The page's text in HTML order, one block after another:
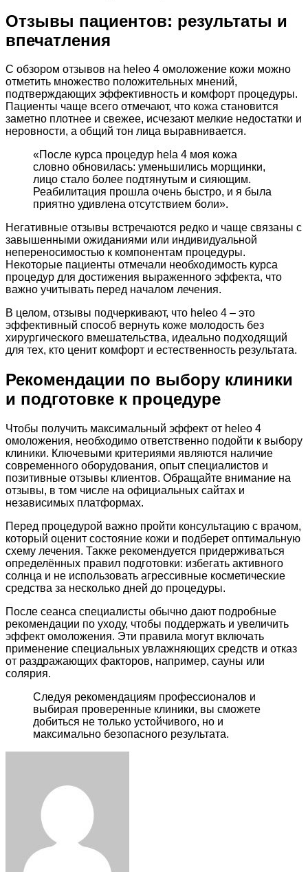
Отзывы пациентов: результаты и
впечатления
С обзором отзывов на heleo 4 омоложение кожи можно
отметить множество положительных мнений,
подтверждающих эффективность и комфорт процедуры.
Пациенты чаще всего отмечают, что кожа становится
заметно плотнее и свежее, исчезают мелкие недостатки и
неровности, а общий тон лица выравнивается.
«После курса процедур hela 4 моя кожа
словно обновилась: уменьшились морщинки,
лицо стало более подтянутым и сияющим.
Реабилитация прошла очень быстро, и я была
приятно удивлена отсутствием боли».
Негативные отзывы встречаются редко и чаще связаны с
завышенными ожиданиями или индивидуальной
непереносимостью к компонентам процедуры.
Некоторые пациенты отмечали необходимость курса
процедур для достижения выраженного эффекта, что
важно учитывать перед началом лечения.
В целом, отзывы подчеркивают, что heleo 4 – это
эффективный способ вернуть коже молодость без
хирургического вмешательства, идеально подходящий
для тех, кто ценит комфорт и естественность результата.
Рекомендации по выбору клиники
и подготовке к процедуре
Чтобы получить максимальный эффект от heleo 4
омоложения, необходимо ответственно подойти к выбору
клиники. Ключевыми критериями являются наличие
современного оборудования, опыт специалистов и
позитивные отзывы клиентов. Обращайте внимание на
отзывы, в том числе на официальных сайтах и
независимых платформах.
Перед процедурой важно пройти консультацию с врачом,
который оценит состояние кожи и подберет оптимальную
схему лечения. Также рекомендуется придерживаться
определённых правил подготовки: избегать активного
солнца и не использовать агрессивные косметические
средства за несколько дней до процедуры.
После сеанса специалисты обычно дают подробные
рекомендации по уходу, чтобы поддержать и увеличить
эффект омоложения. Эти правила могут включать
применение специальных увлажняющих средств и отказ
от раздражающих факторов, например, сауны или
солярия.
Следуя рекомендациям профессионалов и
выбирая проверенные клиники, вы сможете
добиться не только устойчивого, но и
максимально безопасного результата.